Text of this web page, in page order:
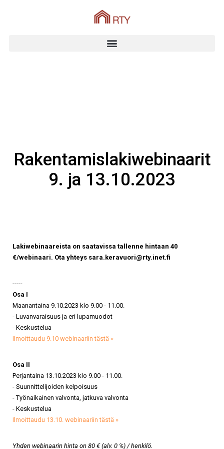
Rakentamislakiwebinaarit
9. ja 13.10.2023
Lakiwebinaareista on saatavissa tallenne hintaan 40
€/webinaari. Ota yhteys sara.keravuori@rty.inet.fi
-----
Osa I
Maanantaina 9.10.2023 klo 9.00 - 11.00.
- Luvanvaraisuus ja eri lupamuodot
- Keskustelua
Ilmoittaudu 9.10 webinaariin tästä »
Osa II
Perjantaina 13.10.2023 klo 9.00 - 11.00.
- Suunnittelijoiden kelpoisuus
- Työnaikainen valvonta, jatkuva valvonta
- Keskustelua
Ilmoittaudu 13.10. webinaariin tästä »
Yhden webinaarin hinta on 80 € (alv. 0 %) / henkilö.